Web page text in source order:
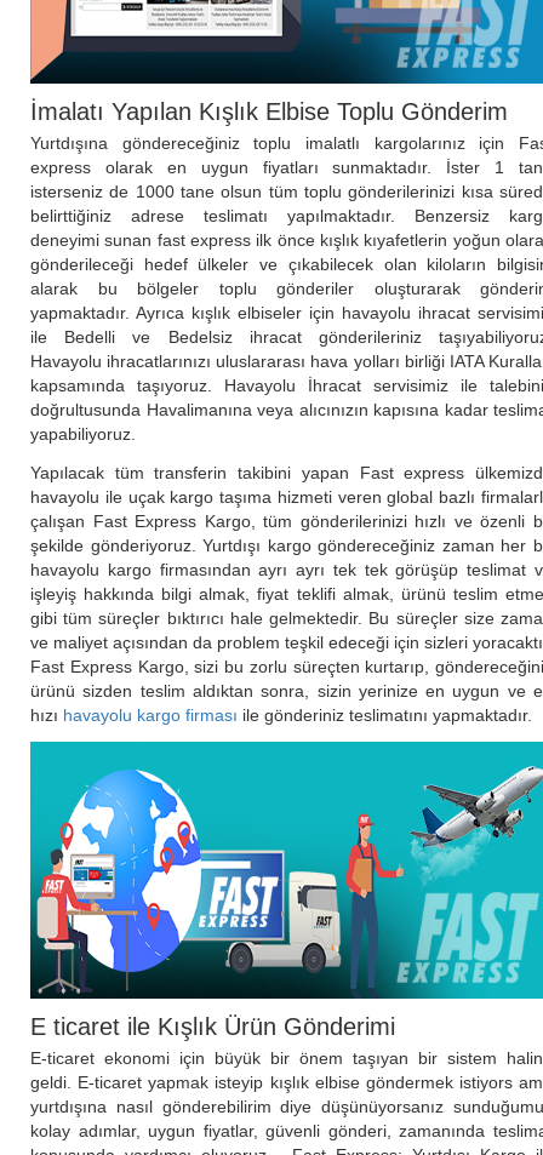
İmalatı Yapılan Kışlık Elbise Toplu Gönderim
Yurtdışına göndereceğiniz toplu imalatlı kargolarınız için
express olarak en uygun fiyatları sunmaktadır. İster 1
isterseniz de 1000 tane olsun tüm toplu gönderilerinizi kısa
belirttiğiniz adrese teslimatı yapılmaktadır. Benzersiz
deneyimi sunan fast express ilk önce kışlık kıyafetlerin yoğun
gönderileceği hedef ülkeler ve çıkabilecek olan kiloların
alarak bu bölgeler toplu gönderiler oluşturarak
yapmaktadır. Ayrıca kışlık elbiseler için havayolu ihracat
ile Bedelli ve Bedelsiz ihracat gönderileriniz
Havayolu ihracatlarınızı uluslararası hava yolları birliği IATA
kapsamında taşıyoruz. Havayolu İhracat servisimiz ile
doğrultusunda Havalimanına veya alıcınızın kapısına kadar
yapabiliyoruz.
Yapılacak tüm transferin takibini yapan Fast express
havayolu ile uçak kargo taşıma hizmeti veren global bazlı
çalışan Fast Express Kargo, tüm gönderilerinizi hızlı ve özenli
şekilde gönderiyoruz. Yurtdışı kargo göndereceğiniz zaman her
havayolu kargo firmasından ayrı ayrı tek tek görüşüp teslimat
işleyiş hakkında bilgi almak, fiyat teklifi almak, ürünü teslim
gibi tüm süreçler bıktırıcı hale gelmektedir. Bu süreçler size
ve maliyet açısından da problem teşkil edeceği için sizleri
Fast Express Kargo, sizi bu zorlu süreçten kurtarıp,
ürünü sizden teslim aldıktan sonra, sizin yerinize en uygun ve
hızı havayolu kargo firması ile gönderiniz teslimatını yapmaktadır.
E ticaret ile Kışlık Ürün Gönderimi
E-ticaret ekonomi için büyük bir önem taşıyan bir sistem
geldi. E-ticaret yapmak isteyip kışlık elbise göndermek istiyors
yurtdışına nasıl gönderebilirim diye düşünüyorsanız
kolay adımlar, uygun fiyatlar, güvenli gönderi, zamanında